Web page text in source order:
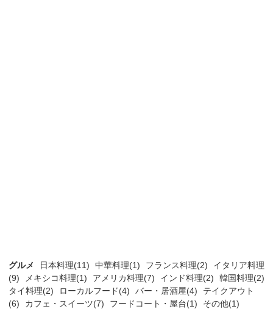
グルメ 日本料理(11) 中華料理(1) フランス料理(2)
イタリア料理
(9)
メキシコ料理(1) アメリカ料理(7) インド料理(2)
韓国料理(2)
タイ料理(2)
ローカルフード(4) バー・居酒屋(4)
テイクアウト
(6)
カフェ・スイーツ(7) フードコート・屋台(1) その他(1)